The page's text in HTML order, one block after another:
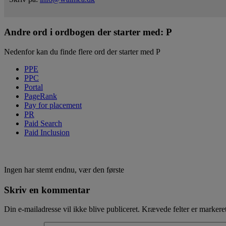
Andre ord i ordbogen der starter med: P
Nedenfor kan du finde flere ord der starter med P
PPE
PPC
Portal
PageRank
Pay for placement
PR
Paid Search
Paid Inclusion
Ingen har stemt endnu, vær den første
Skriv en kommentar
Din e-mailadresse vil ikke blive publiceret. Krævede felter er